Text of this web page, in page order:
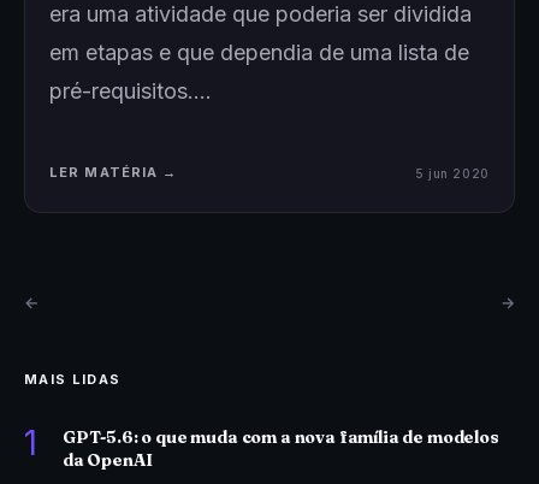
era uma atividade que poderia ser dividida
em etapas e que dependia de uma lista de
pré-requisitos.…
LER MATÉRIA → 5 jun 2020
← →
MAIS LIDAS
1
GPT-5.6: o que muda com a nova família de modelos
da OpenAI